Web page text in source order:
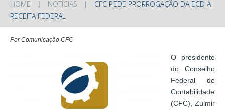
HOME NOTÍCIAS
CFC PEDE PRORROGAÇÃO DA ECD À
RECEITA FEDERAL
Por Comunicação CFC
O presidente
do Conselho
Federal de
Contabilidade
(CFC), Zulmir